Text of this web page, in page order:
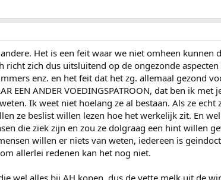
Het is een feit waar we niet omheen kunnen
zich dus uitsluitend op de ongezonde aspecten
enz. en het feit dat het zg. allemaal gezond
EEN ANDER VOEDINGSPATROON, dat ben ik met
Ik weet niet hoelang ze al bestaan. Als ze echt
ze beslist willen lezen hoe het werkelijk zit. En
die ziek zijn en zou ze dolgraag een hint willen
willen er niets van weten, iedereen is
allerlei redenen kan het nog niet.
wel alles bij AH kopen, dus de vette melk uit de